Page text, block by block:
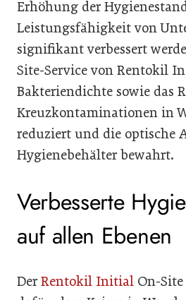
Erhöhung der
Leistungsfähigkeit von
signifikant verbessert
Site-Service von Rentokil
Bakteriendichte sowie das
Kreuzkontaminationen in
reduziert und die optische
Hygienebehälter bewahrt.
Verbesserte
auf allen Ebenen
Der Rentokil Initial On-